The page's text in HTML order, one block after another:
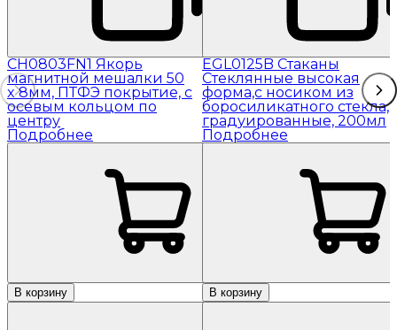
CH0803FN1 Якорь
магнитной мешалки 50
x 8мм, ПТФЭ покрытие, с
осевым кольцом по
центру
Подробнее
В корзину
EGL0125B Стаканы
Стеклянные высокая
форма,с носиком из
боросиликатного стекла,
градуированные, 200мл
Подробнее
В корзину